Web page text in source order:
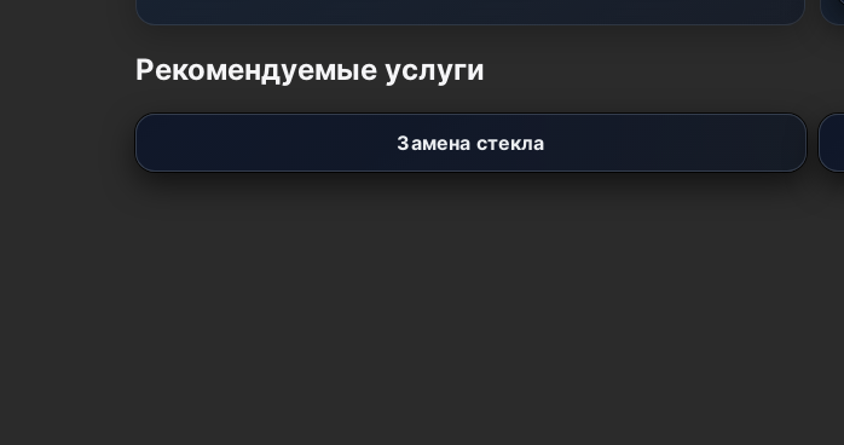
Рекомендуемые услуги
Замена стекла